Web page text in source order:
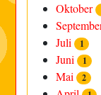
Oktober
Juli 1
Juni 1
Mai 2